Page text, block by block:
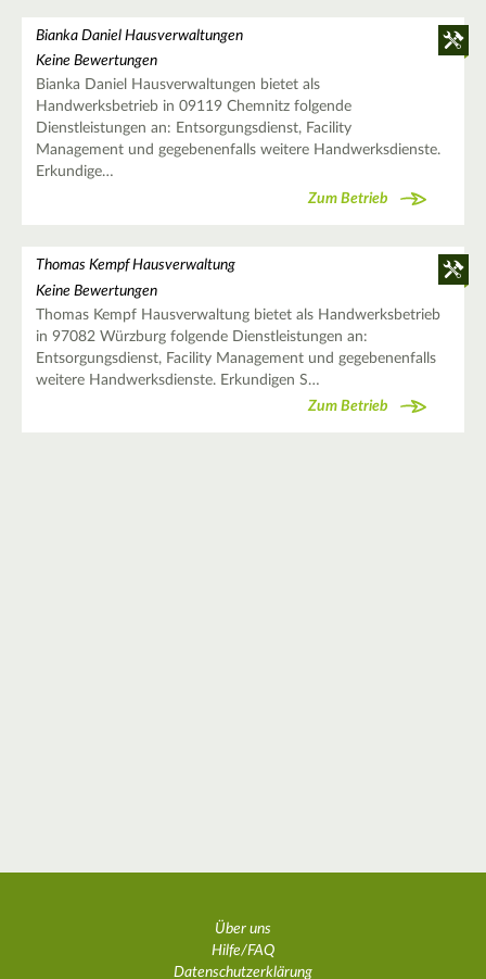
Bianka Daniel Hausverwaltungen
Keine Bewertungen
Bianka Daniel Hausverwaltungen bietet als
Handwerksbetrieb in 09119 Chemnitz folgende
Dienstleistungen an: Entsorgungsdienst, Facility
Management und gegebenenfalls weitere Handwerksdienste.
Erkundige…
Zum Betrieb
Thomas Kempf Hausverwaltung
Keine Bewertungen
Thomas Kempf Hausverwaltung bietet als Handwerksbetrieb
in 97082 Würzburg folgende Dienstleistungen an:
Entsorgungsdienst, Facility Management und gegebenenfalls
weitere Handwerksdienste. Erkundigen S…
Zum Betrieb
Über uns
Hilfe/FAQ
Datenschutzerklärung